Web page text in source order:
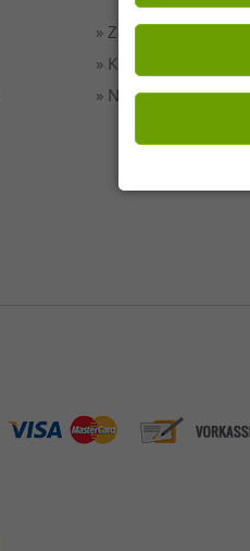
» Zahlung & Versand
» Kontakt
» Newsletter